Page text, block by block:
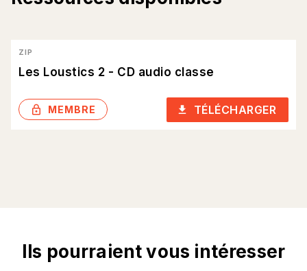
ZIP
Les Loustics 2 - CD audio classe
lock_outlinedMEMBRE download TÉLÉCHARGER
Ils pourraient vous intéresser